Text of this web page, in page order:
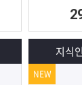
러운 댓글
과를
지식인
NEW